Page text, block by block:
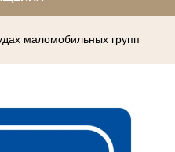
маломобильных групп